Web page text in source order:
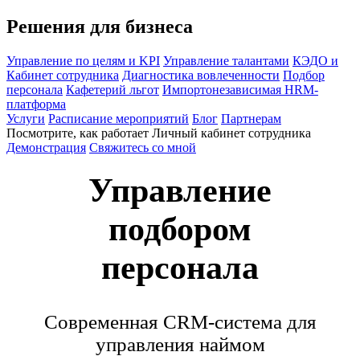
Решения для бизнеса
Управление по целям и KPI Управление талантами КЭДО и
Кабинет сотрудника Диагностика вовлеченности Подбор
персонала Кафетерий льгот Импортонезависимая HRM-
платформа
Услуги Расписание мероприятий Блог Партнерам
Посмотрите, как работает Личный кабинет сотрудника
Демонстрация Свяжитесь со мной
Управление
подбором
персонала
Современная CRM-система для
управления наймом